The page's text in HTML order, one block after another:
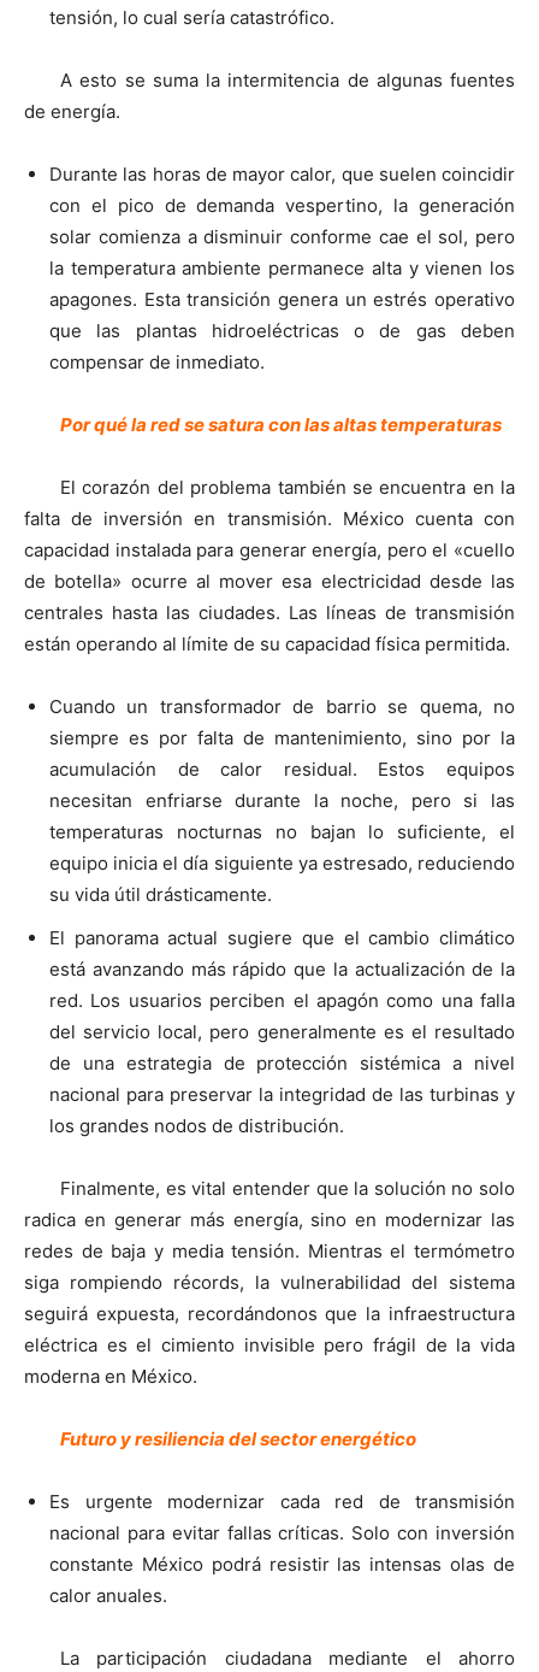
tensión, lo cual sería catastrófico.
A esto se suma la intermitencia de algunas fuentes
de energía.
Durante las horas de mayor calor, que suelen coincidir
con el pico de demanda vespertino, la generación
solar comienza a disminuir conforme cae el sol, pero
la temperatura ambiente permanece alta y vienen los
apagones. Esta transición genera un estrés operativo
que las plantas hidroeléctricas o de gas deben
compensar de inmediato.
Por qué la red se satura con las altas temperaturas
El corazón del problema también se encuentra en la
falta de inversión en transmisión. México cuenta con
capacidad instalada para generar energía, pero el «cuello
de botella» ocurre al mover esa electricidad desde las
centrales hasta las ciudades. Las líneas de transmisión
están operando al límite de su capacidad física permitida.
Cuando un transformador de barrio se quema, no
siempre es por falta de mantenimiento, sino por la
acumulación de calor residual. Estos equipos
necesitan enfriarse durante la noche, pero si las
temperaturas nocturnas no bajan lo suficiente, el
equipo inicia el día siguiente ya estresado, reduciendo
su vida útil drásticamente.
El panorama actual sugiere que el cambio climático
está avanzando más rápido que la actualización de la
red. Los usuarios perciben el apagón como una falla
del servicio local, pero generalmente es el resultado
de una estrategia de protección sistémica a nivel
nacional para preservar la integridad de las turbinas y
los grandes nodos de distribución.
Finalmente, es vital entender que la solución no solo
radica en generar más energía, sino en modernizar las
redes de baja y media tensión. Mientras el termómetro
siga rompiendo récords, la vulnerabilidad del sistema
seguirá expuesta, recordándonos que la infraestructura
eléctrica es el cimiento invisible pero frágil de la vida
moderna en México.
Futuro y resiliencia del sector energético
Es urgente modernizar cada red de transmisión
nacional para evitar fallas críticas. Solo con inversión
constante México podrá resistir las intensas olas de
calor anuales.
La participación ciudadana mediante el ahorro